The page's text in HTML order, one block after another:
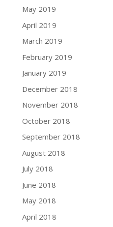
May 2019
April 2019
March 2019
February 2019
January 2019
December 2018
November 2018
October 2018
September 2018
August 2018
July 2018
June 2018
May 2018
April 2018